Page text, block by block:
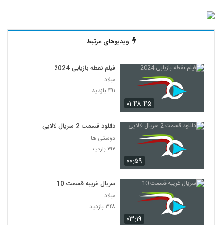
ویدیوهای مرتبط
۰۱:۴۸:۴۵
فیلم نقطه بازیابی 2024
میلاد
۴۹۱ بازدید
۰۰:۵۹
دانلود قسمت 2 سریال لالایی
دوستی ها
۲۹۲ بازدید
۰۳:۱۹
سریال غریبه قسمت 10
میلاد
۳۴۸ بازدید